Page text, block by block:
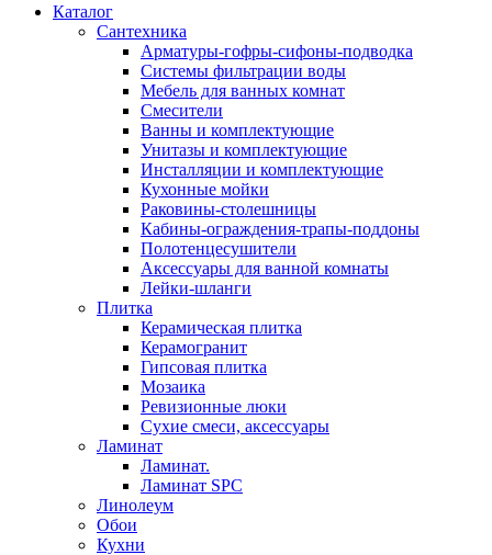
Каталог
Сантехника
Арматуры-гофры-сифоны-подводка
Системы фильтрации воды
Мебель для ванных комнат
Смесители
Ванны и комплектующие
Унитазы и комплектующие
Инсталляции и комплектующие
Кухонные мойки
Раковины-столешницы
Кабины-ограждения-трапы-поддоны
Полотенцесушители
Аксессуары для ванной комнаты
Лейки-шланги
Плитка
Керамическая плитка
Керамогранит
Гипсовая плитка
Мозаика
Ревизионные люки
Сухие смеси, аксессуары
Ламинат
Ламинат.
Ламинат SPC
Линолеум
Обои
Кухни